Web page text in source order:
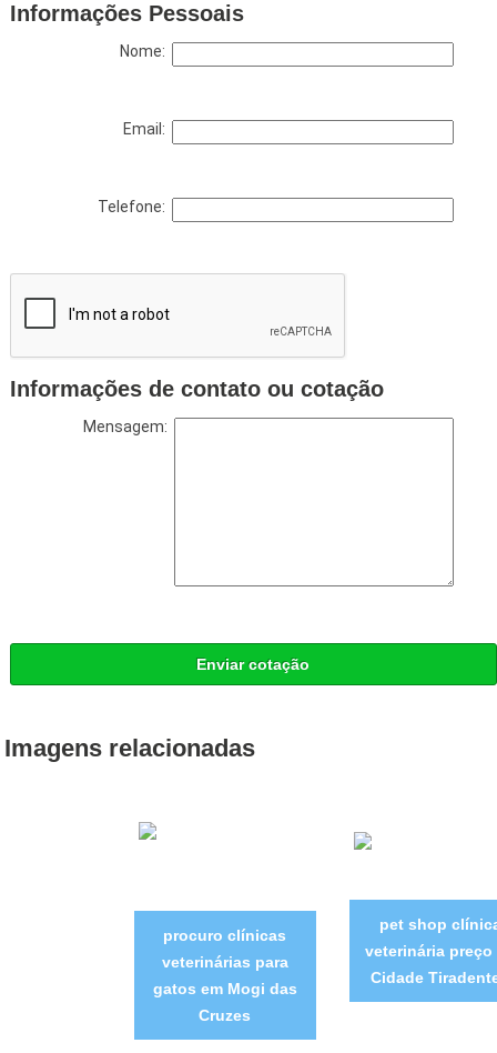
Informações Pessoais
Nome:
Email:
Telefone:
Informações de contato ou cotação
Mensagem:
Enviar cotação
Imagens relacionadas
procuro clínicas
veterinárias para
gatos em Mogi das
Cruzes
pet shop
veterinária preço
Cidade